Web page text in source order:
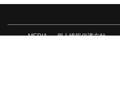
MEDIA
個人情報保護方針